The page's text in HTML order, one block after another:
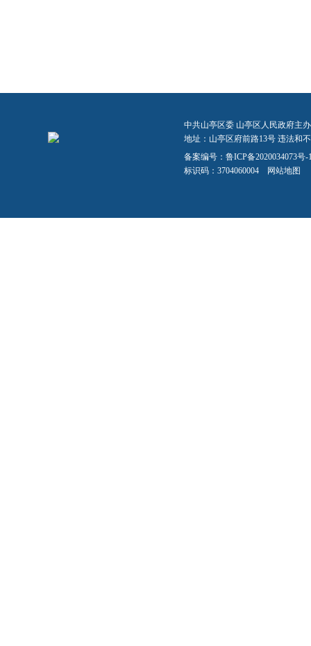
中共山亭区委 山亭区人民政府主
地址：山亭区府前路13号 违法和
备案编号： 鲁ICP备2020034073号-
标识码：3704060004 网站地图